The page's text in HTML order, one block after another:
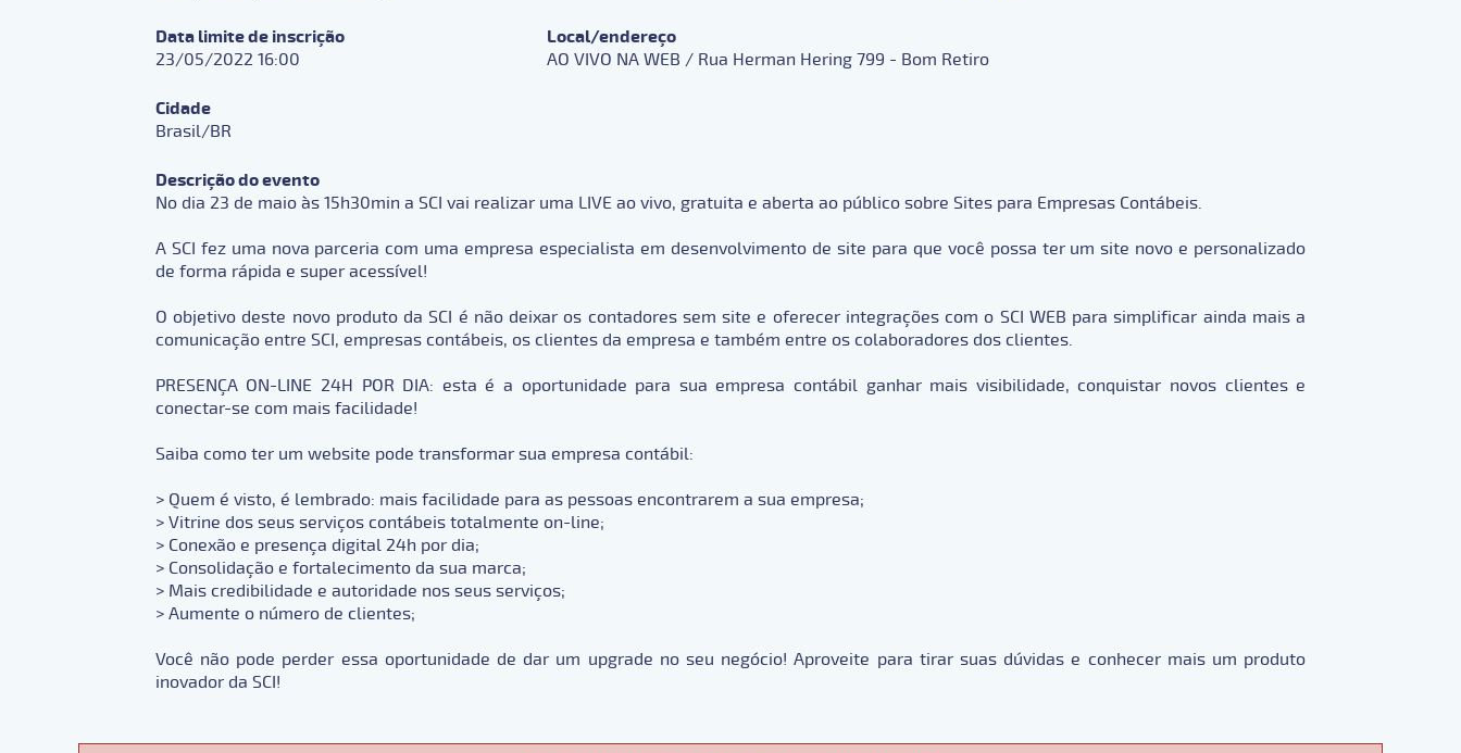
Data limite de inscrição
23/05/2022 16:00
Local/endereço
AO VIVO NA WEB / Rua Herman Hering 799 - Bom Retiro
Cidade
Brasil/BR
Descrição do evento
No dia 23 de maio às 15h30min a SCI vai realizar uma LIVE ao vivo, gratuita e aberta ao público sobre Sites para Empresas Contábeis.
A SCI fez uma nova parceria com uma empresa especialista em desenvolvimento de site para que você possa ter um site novo e personalizado
de forma rápida e super acessível!
O objetivo deste novo produto da SCI é não deixar os contadores sem site e oferecer integrações com o SCI WEB para simplificar ainda mais a
comunicação entre SCI, empresas contábeis, os clientes da empresa e também entre os colaboradores dos clientes.
PRESENÇA ON-LINE 24H POR DIA: esta é a oportunidade para sua empresa contábil ganhar mais visibilidade, conquistar novos clientes e
conectar-se com mais facilidade!
Saiba como ter um website pode transformar sua empresa contábil:
> Quem é visto, é lembrado: mais facilidade para as pessoas encontrarem a sua empresa;
> Vitrine dos seus serviços contábeis totalmente on-line;
> Conexão e presença digital 24h por dia;
> Consolidação e fortalecimento da sua marca;
> Mais credibilidade e autoridade nos seus serviços;
> Aumente o número de clientes;
Você não pode perder essa oportunidade de dar um upgrade no seu negócio! Aproveite para tirar suas dúvidas e conhecer mais um produto
inovador da SCI!